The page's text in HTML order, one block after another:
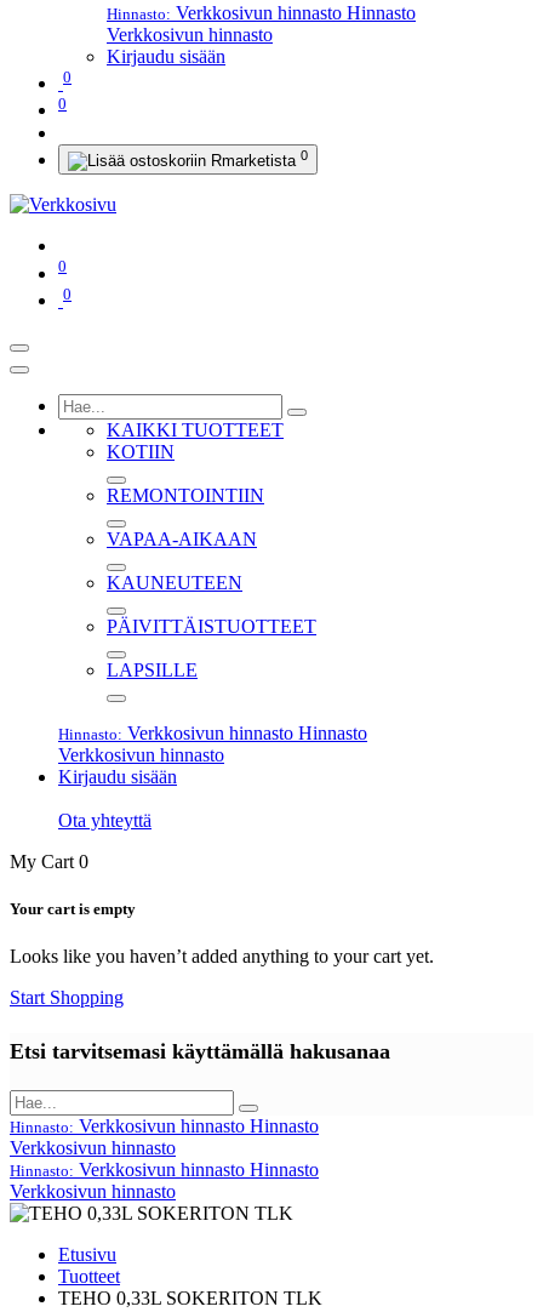
Hinnasto: Verkkosivun hinnasto Hinnasto
Verkkosivun hinnasto
Kirjaudu sisään
0
0
0
0
0
KAIKKI TUOTTEET
KOTIIN
REMONTOINTIIN
VAPAA-AIKAAN
KAUNEUTEEN
PÄIVITTÄISTUOTTEET
LAPSILLE
Hinnasto: Verkkosivun hinnasto Hinnasto
Verkkosivun hinnasto
Kirjaudu sisään
Ota yhteyttä
My Cart 0
Your cart is empty
Looks like you haven’t added anything to your cart yet.
Start Shopping
Etsi tarvitsemasi käyttämällä hakusanaa
Hinnasto: Verkkosivun hinnasto Hinnasto
Verkkosivun hinnasto
Hinnasto: Verkkosivun hinnasto Hinnasto
Verkkosivun hinnasto
Etusivu
Tuotteet
TEHO 0,33L SOKERITON TLK